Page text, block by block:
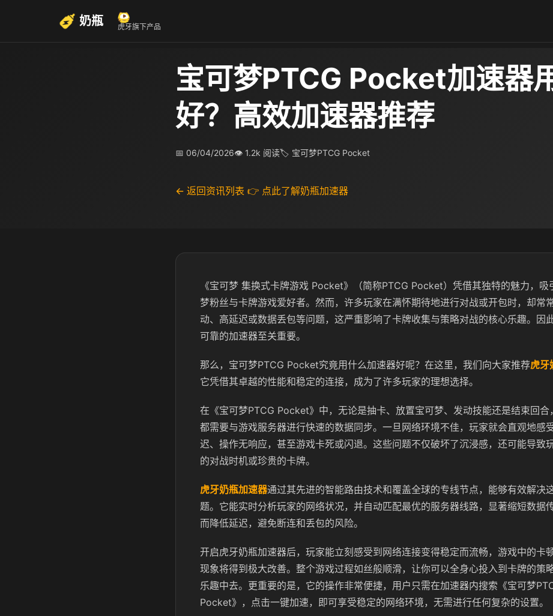
奶瓶 虎牙旗下产品
宝可梦PTCG Pocket加速器
好？高效加速器推荐
📅 06/04/2026👁 1.2k 阅读🏷 宝可梦PTCG Pocket
← 返回资讯列表 👉 点此了解奶瓶加速器
《宝可梦 集换式卡牌游戏 Pocket》（简称PTCG Pocket）凭借其独特的魅力，吸
梦粉丝与卡牌游戏爱好者。然而，许多玩家在满怀期待地进行对战或开包时，却常
动、高延迟或数据丢包等问题，这严重影响了卡牌收集与策略对战的核心乐趣。因
可靠的加速器至关重要。
那么，宝可梦PTCG Pocket究竟用什么加速器好呢？在这里，我们向大家推荐虎牙
它凭借其卓越的性能和稳定的连接，成为了许多玩家的理想选择。
在《宝可梦PTCG Pocket》中，无论是抽卡、放置宝可梦、发动技能还是结束回合
都需要与游戏服务器进行快速的数据同步。一旦网络环境不佳，玩家就会直观地感
迟、操作无响应，甚至游戏卡死或闪退。这些问题不仅破坏了沉浸感，还可能导致
的对战时机或珍贵的卡牌。
虎牙奶瓶加速器通过其先进的智能路由技术和覆盖全球的专线节点，能够有效解决
题。它能实时分析玩家的网络状况，并自动匹配最优的服务器线路，显著缩短数据
而降低延迟，避免断连和丢包的风险。
开启虎牙奶瓶加速器后，玩家能立刻感受到网络连接变得稳定而流畅，游戏中的卡
现象将得到极大改善。整个游戏过程如丝般顺滑，让你可以全身心投入到卡牌的策
乐趣中去。更重要的是，它的操作非常便捷，用户只需在加速器内搜索《宝可梦
Pocket》，点击一键加速，即可享受稳定的网络环境，无需进行任何复杂的设置。